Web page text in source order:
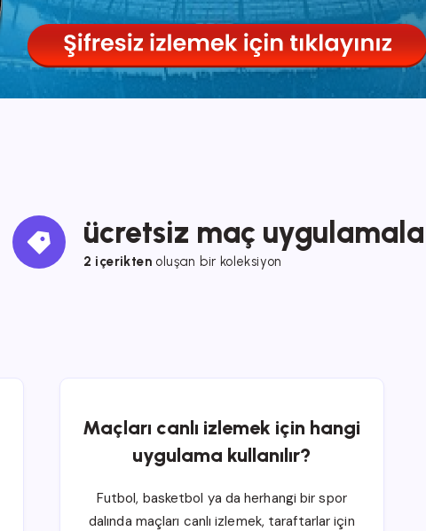
ücretsiz maç
2 içeriktenoluşan bir koleksiyon
Maçları canlı izlemek için hangi
uygulama kullanılır?
Futbol, basketbol ya da herhangi bir spor
dalında maçları canlı izlemek, taraftarlar için